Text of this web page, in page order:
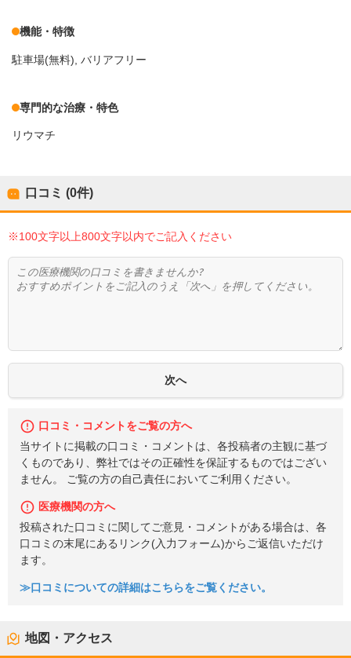
機能・特徴
駐車場(無料) バリアフリー
専門的な治療・特色
リウマチ
口コミ (0件)
※100文字以上800文字以内でご記入ください
口コミ・コメントをご覧の方へ
当サイトに掲載の口コミ・コメントは、各投稿者の主観に基づ
くものであり、弊社ではその正確性を保証するものではござい
ません。 ご覧の方の自己責任においてご利用ください。
医療機関の方へ
投稿された口コミに関してご意見・コメントがある場合は、各
口コミの末尾にあるリンク(入力フォーム)からご返信いただけ
ます。
≫口コミについての詳細はこちらをご覧ください。
地図・アクセス